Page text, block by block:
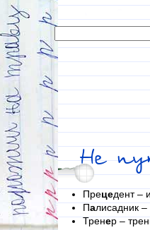
Не
Прецедент –
Палисадник –
Тренер – трен